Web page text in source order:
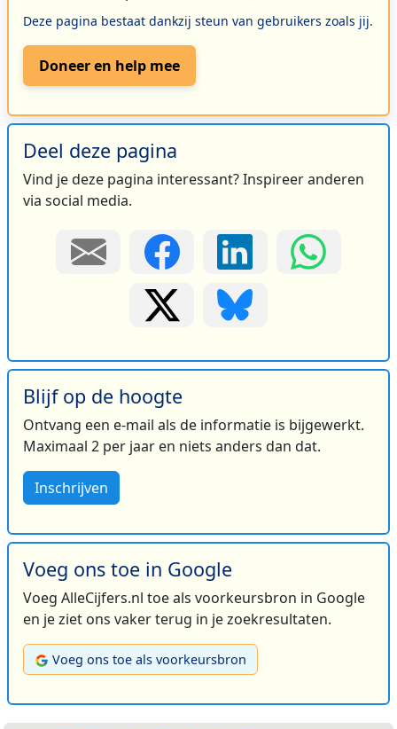
Deze pagina bestaat dankzij steun van gebruikers zoals jij.
Doneer en help mee
Deel deze pagina
Vind je deze pagina interessant? Inspireer anderen
via social media.
Blijf op de hoogte
Ontvang een e-mail als de informatie is bijgewerkt.
Maximaal 2 per jaar en niets anders dan dat.
Inschrijven
Voeg ons toe in Google
Voeg AlleCijfers.nl toe als voorkeursbron in Google
en je ziet ons vaker terug in je zoekresultaten.
Voeg ons toe als voorkeursbron